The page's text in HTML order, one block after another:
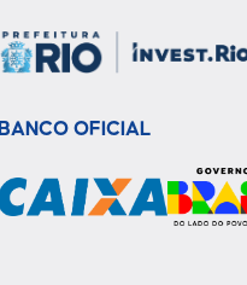
BANCO OFICIAL